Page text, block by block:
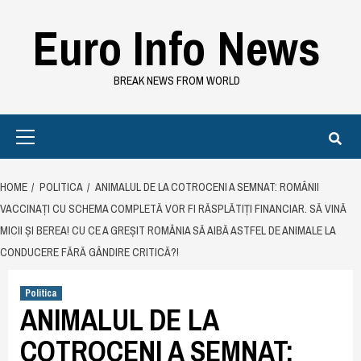
contentEuro Info News
BREAK NEWS FROM WORLD
HOME POLITICA
ANIMALUL DE LA COTROCENI A SEMNAT: ROMÂNII
VACCINAȚI CU SCHEMA COMPLETĂ VOR FI RĂSPLĂTIȚI FINANCIAR. SĂ VINĂ
MICII ȘI BEREA! CU CE A GREȘIT ROMÂNIA SĂ AIBĂ ASTFEL DE ANIMALE LA
CONDUCERE FĂRĂ GÂNDIRE CRITICĂ?!
Politica
ANIMALUL DE LA
COTROCENI A SEMNAT: